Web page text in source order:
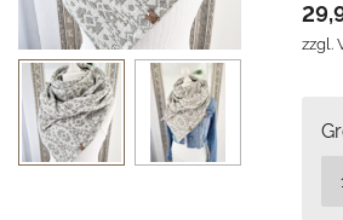
zzgl.